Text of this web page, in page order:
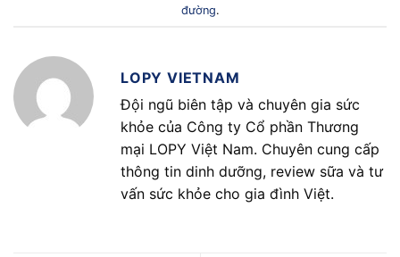
đường.
LOPY VIETNAM
Đội ngũ biên tập và chuyên gia sức
khỏe của Công ty Cổ phần Thương
mại LOPY Việt Nam. Chuyên cung cấp
thông tin dinh dưỡng, review sữa và tư
vấn sức khỏe cho gia đình Việt.